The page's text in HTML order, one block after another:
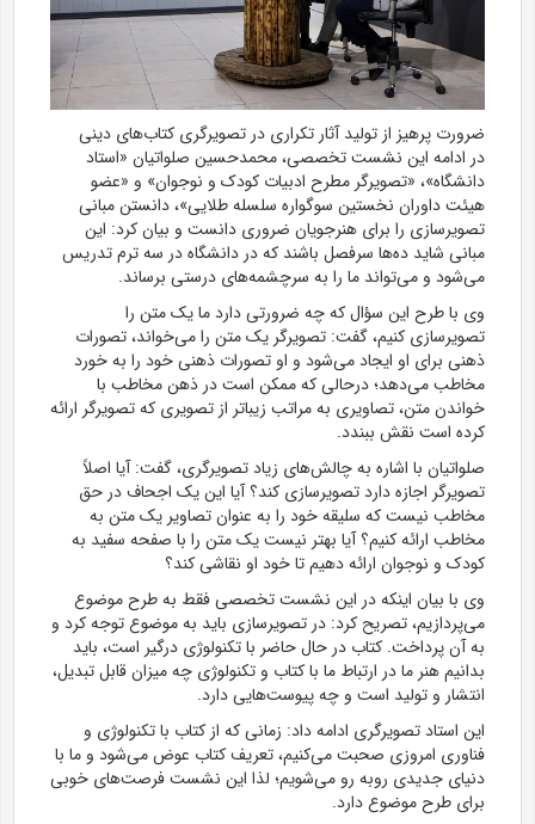
ضرورت پرهیز از تولید آثار تکراری در تصویرگری کتاب‌های دینی
در ادامه این نشست تخصصی، محمدحسین صلواتیان «استاد
دانشگاه»، «تصویرگر مطرح ادبیات کودک و نوجوان» و «عضو
هیئت داوران نخستین سوگواره سلسله طلایی»، دانستن مبانی
تصویرسازی را برای هنرجویان ضروری دانست و بیان کرد: این
مبانی شاید ده‌ها سرفصل باشند که در دانشگاه در سه ترم تدریس
می‌شود و می‌تواند ما را به سرچشمه‌های درستی برساند.
وی با طرح این سؤال که چه ضرورتی دارد ما یک متن را
تصویرسازی کنیم، گفت: تصویرگر یک متن را می‌خواند، تصورات
ذهنی برای او ایجاد می‌شود و او تصورات ذهنی خود را به خورد
مخاطب می‌دهد؛ درحالی که ممکن است در ذهن مخاطب با
خواندن متن، تصاویری به مراتب زیباتر از تصویری که تصویرگر ارائه
کرده است نقش ببندد.
صلواتیان با اشاره به چالش‌های زیاد تصویرگری، گفت: آیا اصلاً
تصویرگر اجازه دارد تصویرسازی کند؟ آیا این یک اجحاف در حق
مخاطب نیست که سلیقه خود را به عنوان تصاویر یک متن به
مخاطب ارائه کنیم؟ آیا بهتر نیست یک متن را با صفحه سفید به
کودک و نوجوان ارائه دهیم تا خود او نقاشی کند؟
وی با بیان اینکه در این نشست تخصصی فقط به طرح موضوع
می‌پردازیم، تصریح کرد: در تصویرسازی باید به موضوع توجه کرد و
به آن پرداخت. کتاب در حال حاضر با تکنولوژی درگیر است، باید
بدانیم هنر ما در ارتباط ما با کتاب و تکنولوژی چه میزان قابل تبدیل،
انتشار و تولید است و چه پیوست‌هایی دارد.
این استاد تصویرگری ادامه داد: زمانی که از کتاب با تکنولوژی و
فناوری امروزی صحبت می‌کنیم، تعریف کتاب عوض می‌شود و ما با
دنیای جدیدی روبه رو می‌شویم؛ لذا این نشست فرصت‌های خوبی
برای طرح موضوع دارد.